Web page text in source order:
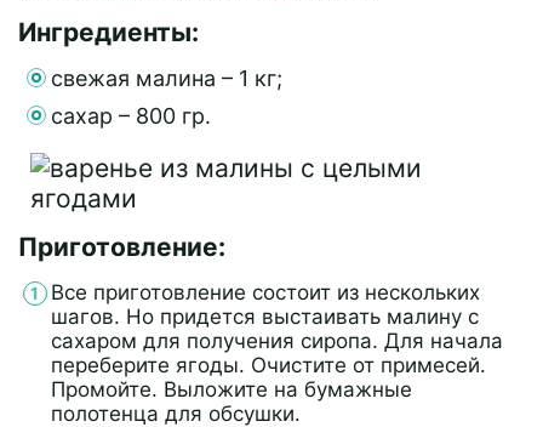
Ингредиенты:
свежая малина – 1 кг;
сахар – 800 гр.
Приготовление:
Все приготовление состоит из нескольких
шагов. Но придется выстаивать малину с
сахаром для получения сиропа. Для начала
переберите ягоды. Очистите от примесей.
Промойте. Выложите на бумажные
полотенца для обсушки.